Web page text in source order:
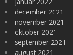
december 2021
november 2021
oktober 2021
september 2021
august 2021